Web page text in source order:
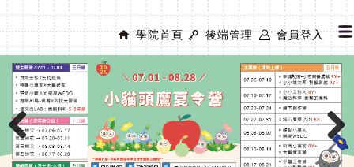
學院首頁 後端管理 會員登入
Previous Next